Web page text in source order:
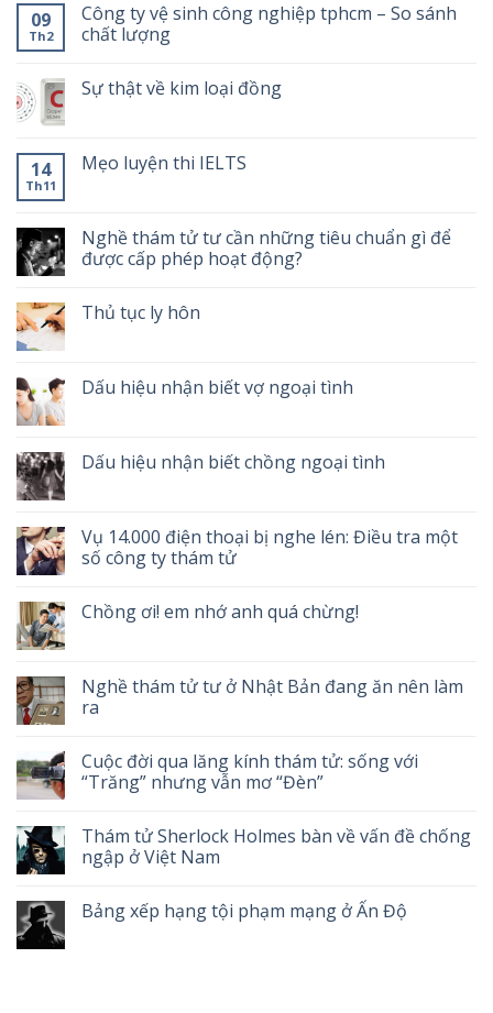
09
Th2
Công ty vệ sinh công nghiệp tphcm – So sánh
chất lượng
Sự thật về kim loại đồng
14
Th11
Mẹo luyện thi IELTS
Nghề thám tử tư cần những tiêu chuẩn gì để
được cấp phép hoạt động?
Thủ tục ly hôn
Dấu hiệu nhận biết vợ ngoại tình
Dấu hiệu nhận biết chồng ngoại tình
Vụ 14.000 điện thoại bị nghe lén: Điều tra một
số công ty thám tử
Chồng ơi! em nhớ anh quá chừng!
Nghề thám tử tư ở Nhật Bản đang ăn nên làm
ra
Cuộc đời qua lăng kính thám tử: sống với
“Trăng” nhưng vẫn mơ “Đèn”
Thám tử Sherlock Holmes bàn về vấn đề chống
ngập ở Việt Nam
Bảng xếp hạng tội phạm mạng ở Ấn Độ